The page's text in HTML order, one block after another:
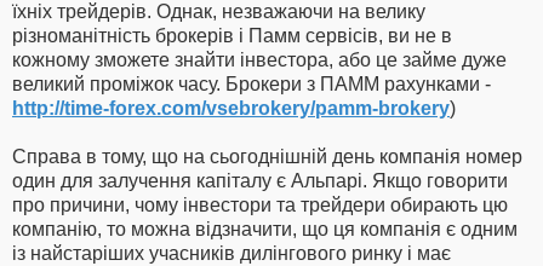
їхніх трейдерів. Однак, незважаючи на велику
різноманітність брокерів і Памм сервісів, ви не в
кожному зможете знайти інвестора, або це займе дуже
великий проміжок часу. Брокери з ПАММ рахунками -
http://time-forex.com/vsebrokery/pamm-brokery)
Справа в тому, що на сьогоднішній день компанія номер
один для залучення капіталу є Альпарі. Якщо говорити
про причини, чому інвестори та трейдери обирають цю
компанію, то можна відзначити, що ця компанія є одним
із найстаріших учасників дилінгового ринку і має